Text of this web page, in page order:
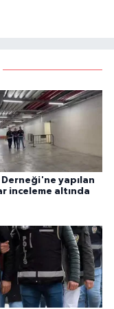
yapılan
inceleme altında